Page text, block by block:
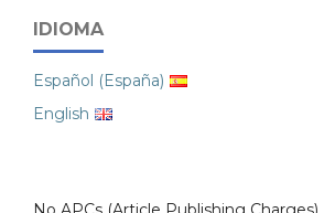
IDIOMA
Español (España)
English